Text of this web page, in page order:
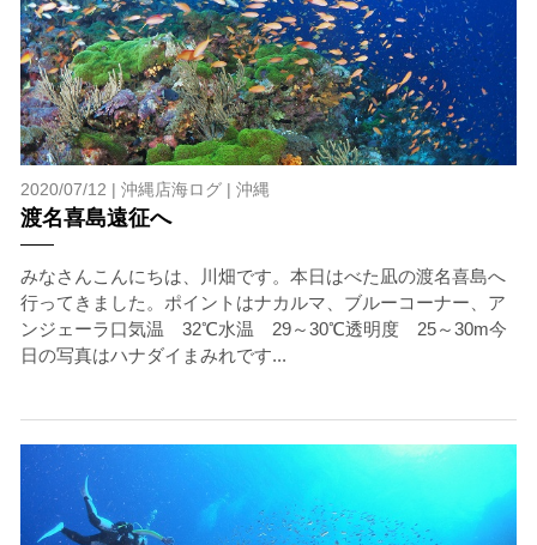
2020/07/12 | 沖縄店海ログ| 沖縄
渡名喜島遠征へ
みなさんこんにちは、川畑です。本日はべた凪の渡名喜島へ
行ってきました。ポイントはナカルマ、ブルーコーナー、ア
ンジェーラ口気温 32℃水温 29～30℃透明度 25～30m今
日の写真はハナダイまみれです...